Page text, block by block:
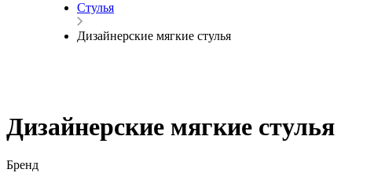
Стулья
Дизайнерские мягкие стулья
Дизайнерские мягкие стулья
Бренд